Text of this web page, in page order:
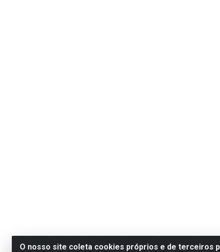
O nosso site coleta cookies próprios e de terceiros